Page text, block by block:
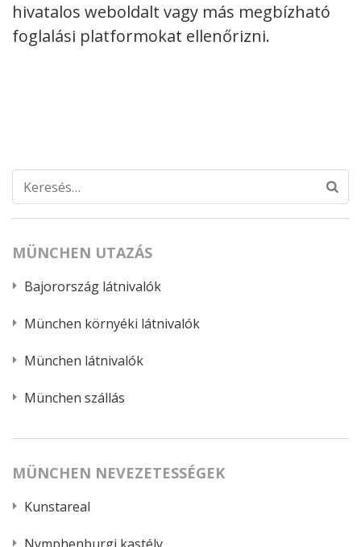
hivatalos weboldalt vagy más megbízható
foglalási platformokat ellenőrizni.
Keresés:
MÜNCHEN UTAZÁS
Bajorország látnivalók
München környéki látnivalók
München látnivalók
München szállás
MÜNCHEN NEVEZETESSÉGEK
Kunstareal